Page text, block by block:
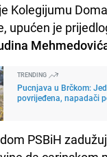
Kolegijumu
upućen je
TRENDING
Pucnjava u Brčkom:
povrijeđena, napadači
PSBiH